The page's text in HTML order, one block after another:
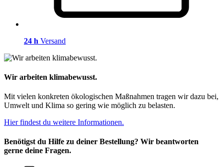
24 h Versand
Wir arbeiten klimabewusst.
Mit vielen konkreten ökologischen Maßnahmen tragen wir dazu bei,
Umwelt und Klima so gering wie möglich zu belasten.
Hier findest du weitere Informationen.
Benötigst du Hilfe zu deiner Bestellung? Wir beantworten
gerne deine Fragen.